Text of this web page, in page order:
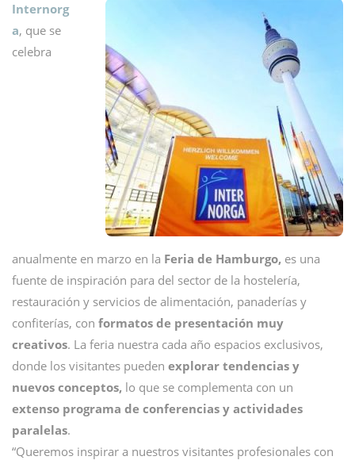
Internorg
a, que se
celebra
anualmente en marzo en la Feria de Hamburgo, es una
fuente de inspiración para del sector de la hostelería,
restauración y servicios de alimentación, panaderías y
confiterías, con formatos de presentación muy
creativos. La feria nuestra cada año espacios exclusivos,
donde los visitantes pueden explorar tendencias y
nuevos conceptos, lo que se complementa con un
extenso programa de conferencias y actividades
paralelas.
“Queremos inspirar a nuestros visitantes profesionales con